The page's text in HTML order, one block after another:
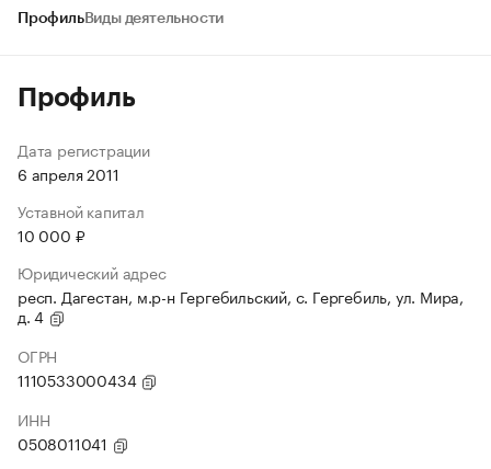
ПрофильВиды деятельности
Профиль
Дата регистрации
6 апреля 2011
Уставной капитал
10 000 ₽
Юридический адрес
респ. Дагестан, м.р-н Гергебильский, с. Гергебиль, ул. Мира,
д. 4
ОГРН
1110533000434
ИНН
0508011041